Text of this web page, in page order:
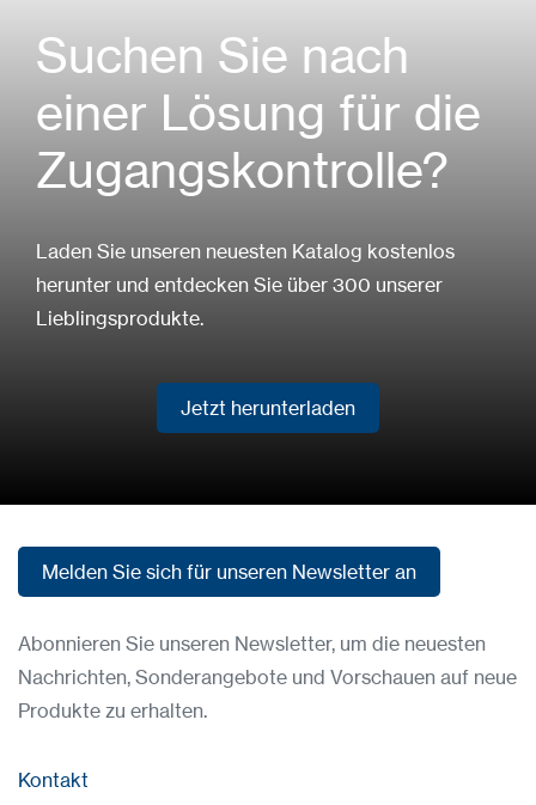
Suchen Sie nach
einer Lösung für die
Zugangskontrolle?
Laden Sie unseren neuesten Katalog kostenlos
herunter und entdecken Sie über 300 unserer
Lieblingsprodukte.
Jetzt herunterladen
Melden Sie sich für unseren Newsletter an
Abonnieren Sie unseren Newsletter, um die neuesten
Nachrichten, Sonderangebote und Vorschauen auf neue
Produkte zu erhalten.
Kontakt